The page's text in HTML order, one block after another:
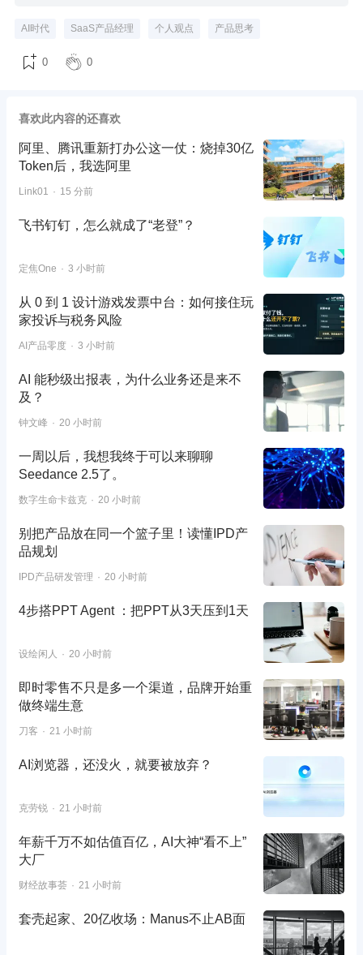
AI时代 SaaS产品经理 个人观点 产品思考
0 0
喜欢此内容的还喜欢
阿里、腾讯重新打办公这一仗：烧掉30亿
Token后，我选阿里
Link01 15 分前
飞书钉钉，怎么就成了“老登”？
定焦One 3 小时前
从 0 到 1 设计游戏发票中台：如何接住玩
家投诉与税务风险
AI产品零度 3 小时前
AI 能秒级出报表，为什么业务还是来不
及？
钟文峰 20 小时前
一周以后，我想我终于可以来聊聊
Seedance 2.5了。
数字生命卡兹克 20 小时前
别把产品放在同一个篮子里！读懂IPD产
品规划
IPD产品研发管理 20 小时前
4步搭PPT Agent ：把PPT从3天压到1天
设绘闲人 20 小时前
即时零售不只是多一个渠道，品牌开始重
做终端生意
刀客 21 小时前
AI浏览器，还没火，就要被放弃？
克劳锐 21 小时前
年薪千万不如估值百亿，AI大神“看不上”
大厂
财经故事荟 21 小时前
套壳起家、20亿收场：Manus不止AB面